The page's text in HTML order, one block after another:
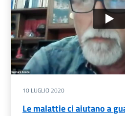
10 LUGLIO 2020
Le malattie ci aiutano a